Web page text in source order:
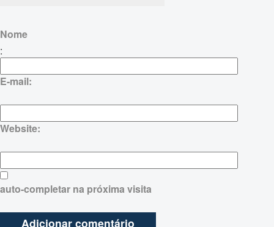
Nome
:
E-mail:
Website:
auto-completar na próxima visita